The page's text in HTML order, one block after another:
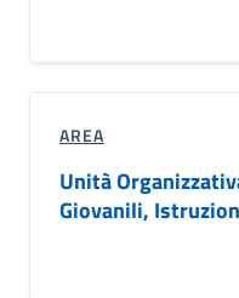
AREA
Unità
Giovanili,